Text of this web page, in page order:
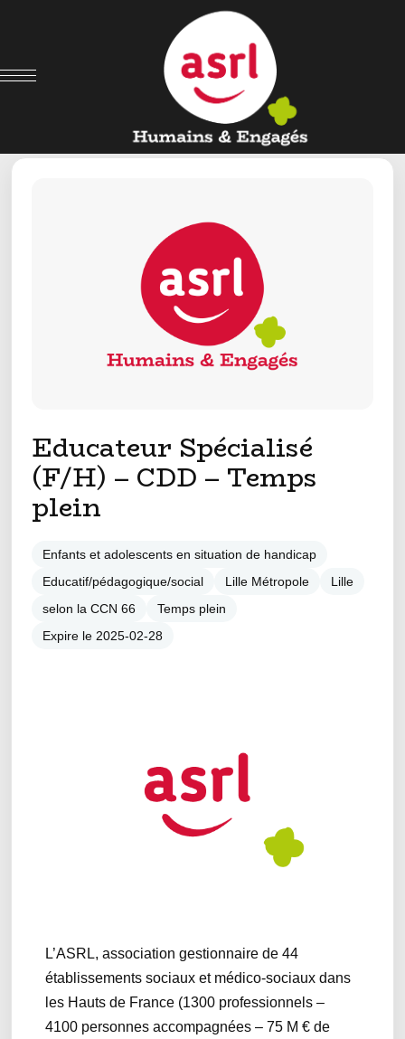
Educateur Spécialisé
(F/H) – CDD – Temps
plein
Enfants et adolescents en situation de handicap
Educatif/pédagogique/social
Lille Métropole
Lille
selon la CCN 66
Temps plein
Expire le 2025-02-28
L’ASRL, association gestionnaire de 44
établissements sociaux et médico-sociaux dans
les Hauts de France (1300 professionnels –
4100 personnes accompagnées – 75 M € de